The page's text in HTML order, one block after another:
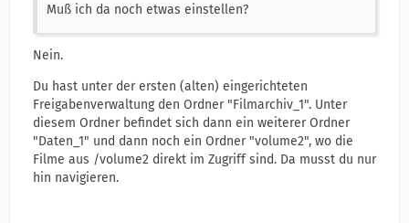
Muß ich da noch etwas einstellen?
Nein.
Du hast unter der ersten (alten) eingerichteten
Freigabenverwaltung den Ordner "Filmarchiv_1". Unter
diesem Ordner befindet sich dann ein weiterer Ordner
"Daten_1" und dann noch ein Ordner "volume2", wo die
Filme aus /volume2 direkt im Zugriff sind. Da musst du nur
hin navigieren.